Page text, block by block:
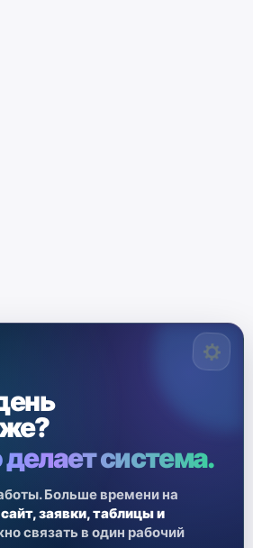
делает система.
Больше времени на
заявки, таблицы и
связать в один рабочий